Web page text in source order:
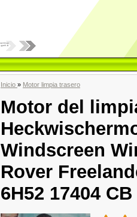
Inicio » Motor limpia trasero
Motor del
Windscreen
Rover
6H52 17404